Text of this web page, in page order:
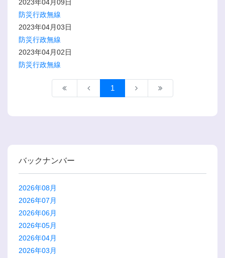
2023年04月09日
防災行政無線
2023年04月03日
防災行政無線
2023年04月02日
防災行政無線
1
バックナンバー
2026年08月
2026年07月
2026年06月
2026年05月
2026年04月
2026年03月